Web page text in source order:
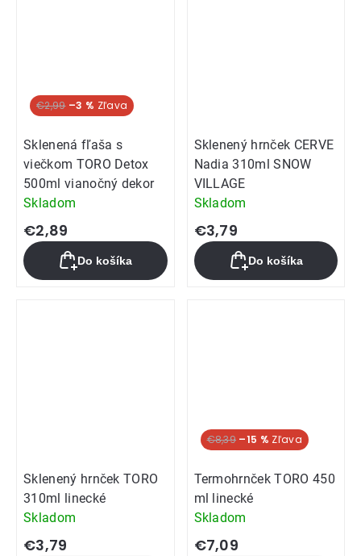
€2,99 –3 %
Sklenená fľaša s
viečkom TORO Detox
500ml vianočný dekor
Skladom
€2,89
Do košíka
Sklenený hrnček CERVE
Nadia 310ml SNOW
VILLAGE
Skladom
€3,79
Do košíka
Sklenený hrnček TORO
310ml linecké
Skladom
€3,79
€8,39 –15 %
Termohrnček TORO 450
ml linecké
Skladom
€7,09